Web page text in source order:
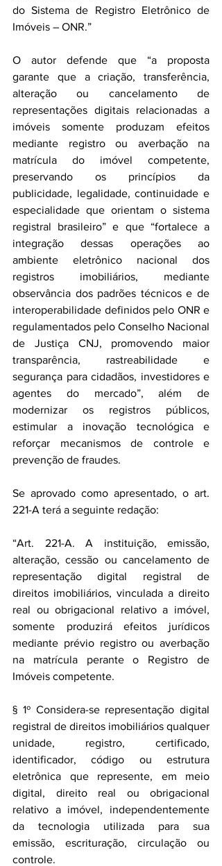
do Sistema de Registro Eletrônico de
Imóveis – ONR.”
O autor defende que “a proposta
garante que a criação, transferência,
alteração ou cancelamento de
representações digitais relacionadas a
imóveis somente produzam efeitos
mediante registro ou averbação na
matrícula do imóvel competente,
preservando os princípios da
publicidade, legalidade, continuidade e
especialidade que orientam o sistema
registral brasileiro” e que “fortalece a
integração dessas operações ao
ambiente eletrônico nacional dos
registros imobiliários, mediante
observância dos padrões técnicos e de
interoperabilidade definidos pelo ONR e
regulamentados pelo Conselho Nacional
de Justiça CNJ, promovendo maior
transparência, rastreabilidade e
segurança para cidadãos, investidores e
agentes do mercado”, além de
modernizar os registros públicos,
estimular a inovação tecnológica e
reforçar mecanismos de controle e
prevenção de fraudes.
Se aprovado como apresentado, o art.
221-A terá a seguinte redação:
“Art. 221-A. A instituição, emissão,
alteração, cessão ou cancelamento de
representação digital registral de
direitos imobiliários, vinculada a direito
real ou obrigacional relativo a imóvel,
somente produzirá efeitos jurídicos
mediante prévio registro ou averbação
na matrícula perante o Registro de
Imóveis competente.
§ 1º Considera-se representação digital
registral de direitos imobiliários qualquer
unidade, registro, certificado,
identificador, código ou estrutura
eletrônica que represente, em meio
digital, direito real ou obrigacional
relativo a imóvel, independentemente
da tecnologia utilizada para sua
emissão, escrituração, circulação ou
controle.